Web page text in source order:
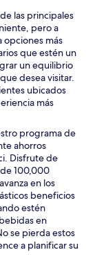
las principales
pero a
opciones más
que estén un
un equilibrio
desea visitar.
ubicados
más
programa de
ahorros
Disfrute de
100,000
en los
beneficios
estén
en
se pierda estos
a planificar su